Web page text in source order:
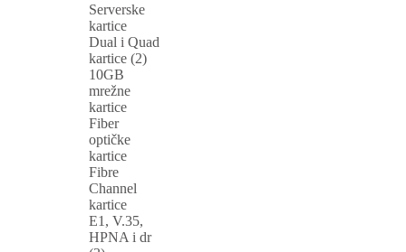
Serverske
kartice
Dual i Quad
kartice (2)
10GB
mrežne
kartice
Fiber
optičke
kartice
Fibre
Channel
kartice
E1, V.35,
HPNA i dr